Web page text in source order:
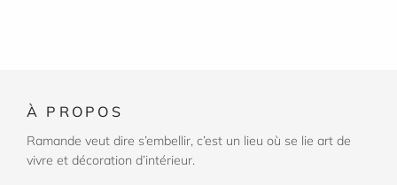
À PROPOS
Ramande veut dire s’embellir, c’est un lieu où se lie art de
vivre et décoration d’intérieur.